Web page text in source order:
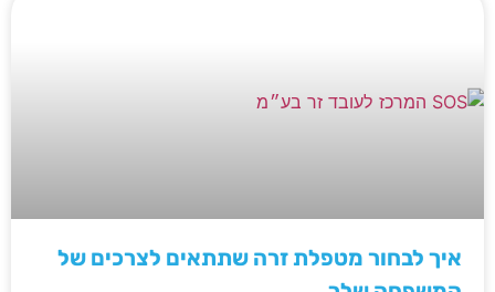
איך לבחור מטפלת זרה שתתאים לצרכים של